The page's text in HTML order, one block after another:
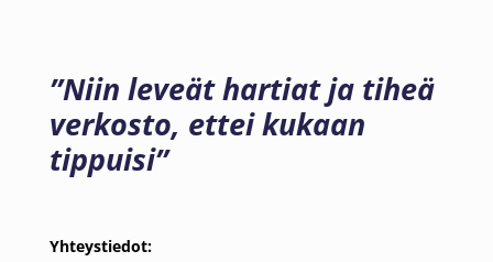
”Niin leveät hartiat ja tiheä
verkosto, ettei kukaan
tippuisi”
Yhteystiedot: